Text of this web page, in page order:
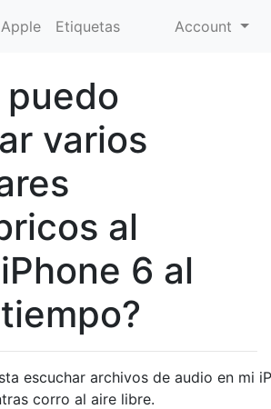
Apple Etiquetas Account
puedo
varios
al
6 al
escuchar archivos de audio en mi
corro al aire libre.